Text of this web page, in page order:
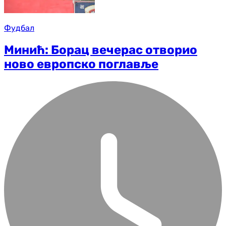
Фудбал
Минић: Борац вечерас отворио
ново европско поглавље